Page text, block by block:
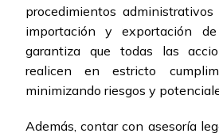
procedimientos
importación y exportación
garantiza que todas las
realicen en estricto
minimizando riesgos y
Además, contar con asesoría